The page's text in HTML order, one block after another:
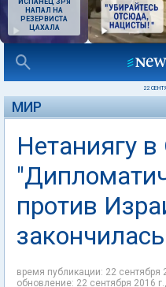
ИСПАНЕЦ ЗРЯ
НАПАЛ НА
РЕЗЕРВИСТА
ЦАХАЛА
22
МИР
Нетаниягу
против
время публикации: 22 сентября
обновление: 22 сентября 2016